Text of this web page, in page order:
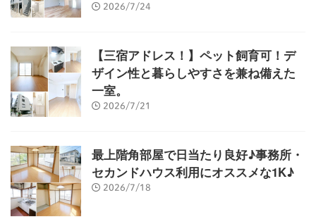
2026/7/24
【三宿アドレス！】ペット飼育可！デ
ザイン性と暮らしやすさを兼ね備えた
一室。
2026/7/21
最上階角部屋で日当たり良好♪事務所・
セカンドハウス利用にオススメな1K♪
2026/7/18